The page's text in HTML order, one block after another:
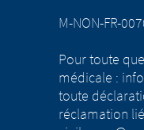
M-NON-FR-
Pour toute
médicale :
toute
réclamation